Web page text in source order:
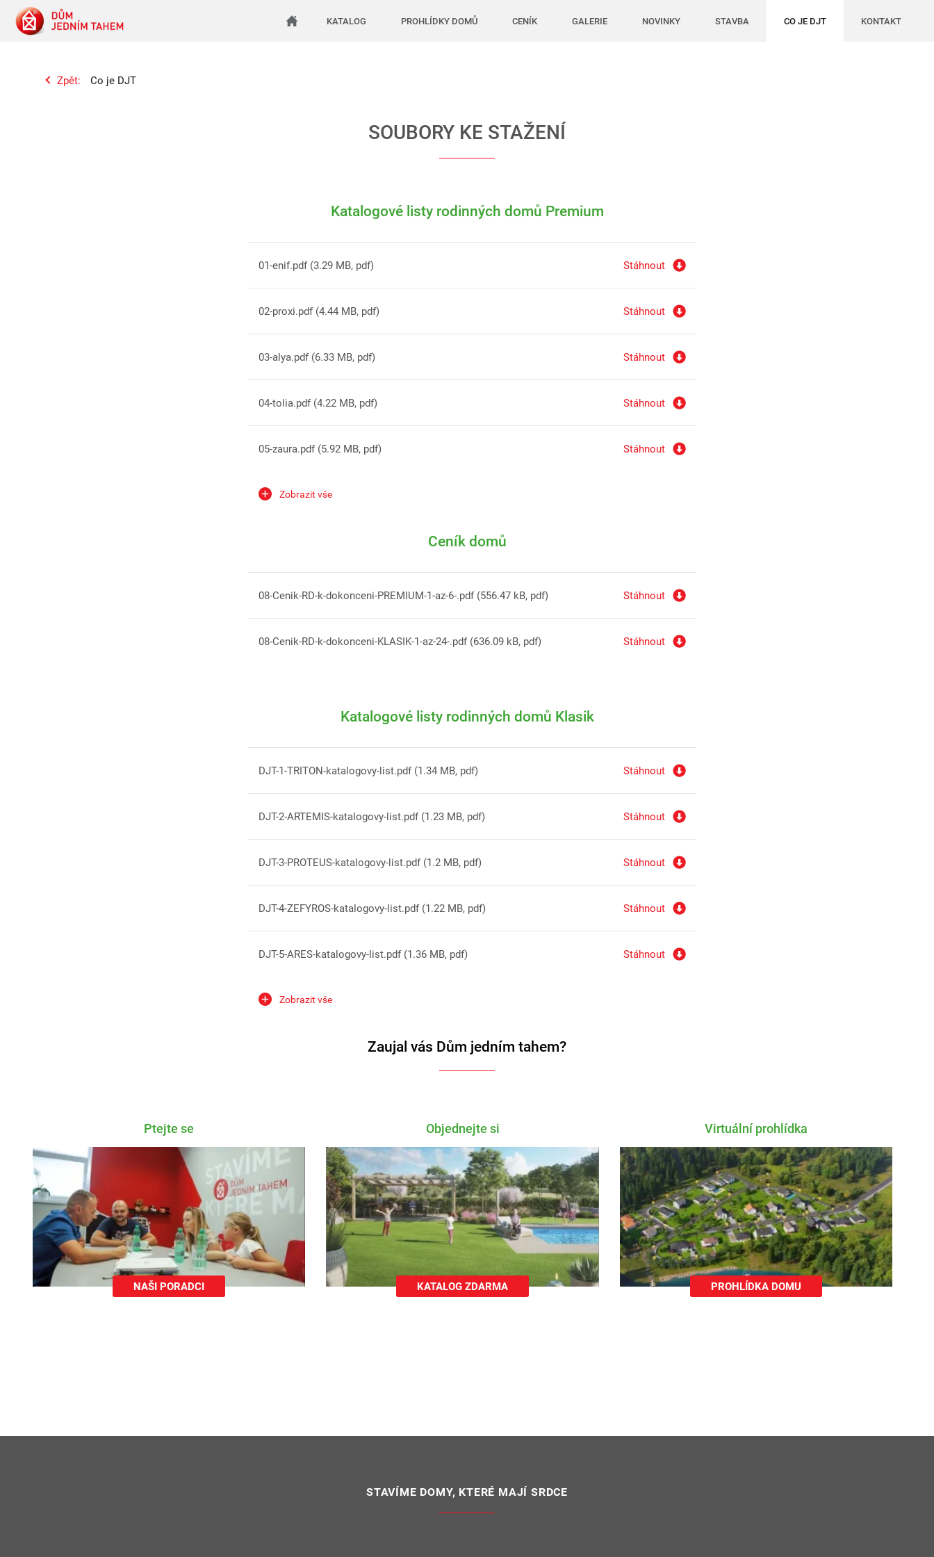
KATALOG PROHLÍDKY DOMŮ CENÍK GALERIE NOVINKY STAVBA CO JE DJT KONTAKT
Zpět: Co je DJT
SOUBORY KE STAŽENÍ
Katalogové listy rodinných domů Premium
01-enif.pdf (3.29 MB, pdf) Stáhnout
02-proxi.pdf (4.44 MB, pdf) Stáhnout
03-alya.pdf (6.33 MB, pdf) Stáhnout
04-tolia.pdf (4.22 MB, pdf) Stáhnout
05-zaura.pdf (5.92 MB, pdf) Stáhnout
06-naos.pdf (4.04 MB, pdf)
Zobrazit vše
Ceník domů
08-Cenik-RD-k-dokonceni-PREMIUM-1-az-6-.pdf (556.47 kB, pdf) Stáhnout
08-Cenik-RD-k-dokonceni-KLASIK-1-az-24-.pdf (636.09 kB, pdf) Stáhnout
Katalogové listy rodinných domů Klasik
DJT-1-TRITON-katalogovy-list.pdf (1.34 MB, pdf) Stáhnout
DJT-2-ARTEMIS-katalogovy-list.pdf (1.23 MB, pdf) Stáhnout
DJT-3-PROTEUS-katalogovy-list.pdf (1.2 MB, pdf) Stáhnout
DJT-4-ZEFYROS-katalogovy-list.pdf (1.22 MB, pdf) Stáhnout
DJT-5-ARES-katalogovy-list.pdf (1.36 MB, pdf) Stáhnout
DJT-6-BOREAS-katalogovy-list.pdf (1 MB, pdf)
DJT-7-HARMONIA-katalogovy-list.pdf (1.1 MB, pdf)
DJT-9-MEDEA-katalogovy-list.pdf (1.08 MB, pdf)
DJT-10-PALLAS-katalogovy-list.pdf (1017.43 kB, pdf) Stáhnout
DJT-11-IRIS-katalogovy-list.pdf (1.2 MB, pdf) Stáhnout
DJT-12-ATHENA-katalogovy-list.pdf (1.49 MB, pdf) Stáhnout
Zobrazit vše
Zaujal vás Dům jedním tahem?
Ptejte se
NAŠI PORADCI
Objednejte si
KATALOG ZDARMA
Virtuální prohlídka
PROHLÍDKA DOMU
STAVÍME DOMY, KTERÉ MAJÍ SRDCE